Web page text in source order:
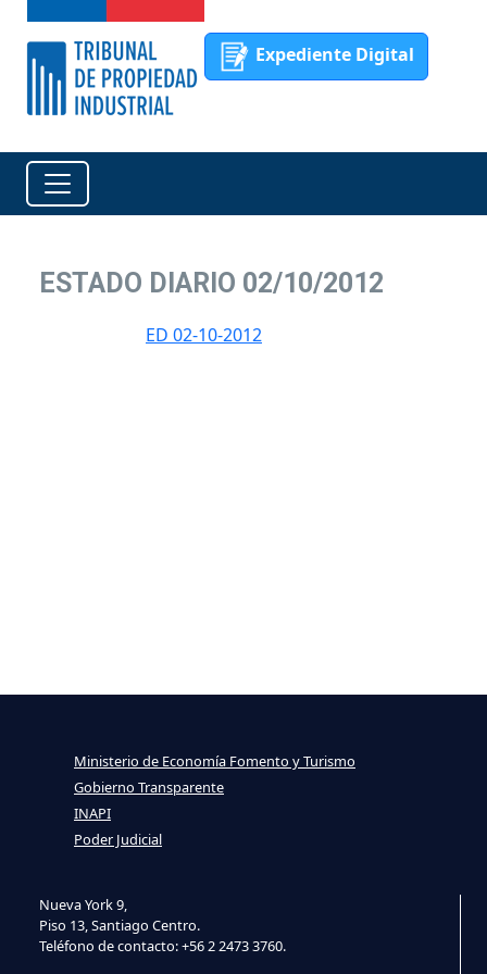
Expediente Digital
ESTADO DIARIO 02/10/2012
ED 02-10-2012
Nueva York 9,
Piso 13, Santiago Centro.
Teléfono de contacto: +56 2 2473 3760.
Ministerio de Economía Fomento y Turismo
Gobierno Transparente
INAPI
Poder Judicial